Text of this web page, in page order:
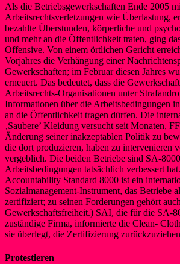
Als die Betriebsgewerkschaften Ende 2005
Arbeitsrechtsverletzungen wie Überlastung,
bezahlte Überstunden, körperliche und
und mehr an die Öffentlichkeit traten, ging
Offensive. Von einem örtlichen Gericht
Vorjahres die Verhängung einer
Gewerkschaften; im Februar diesen Jahres
erneuert. Das bedeutet, dass die
Arbeitsrechts-Organisationen unter
Informationen über die Arbeitsbedingungen
an die Öffentlichkeit tragen dürfen. Die
‚Saubere’ Kleidung versucht seit Monaten,
Änderung seiner inakzeptablen Politik zu
die dort produzieren, haben zu intervenieren
vergeblich. Die beiden Betriebe sind SA-
Arbeitsbedingungen tatsächlich verbessert
Accountability Standard 8000 ist ein
Sozialmanagement-Instrument, das Betriebe
zertifiziert; zu seinen Forderungen gehört
Gewerkschaftsfreiheit.) SAI, die für die SA-
zuständige Firma, informierte die Clean-
sie überlegt, die Zertifizierung
Protestieren